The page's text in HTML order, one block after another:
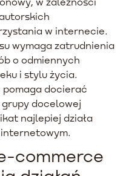
w internecie.
wymaga zatrudnienia
o odmiennych
i stylu życia.
docierać
docelowej
najlepiej działa
commerce